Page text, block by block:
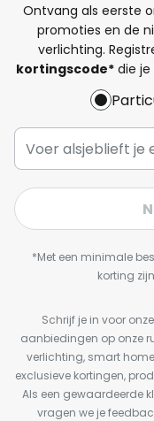
Ontvang als eerste
promoties en de
verlichting.
kortingscode*die je
*Met een minimale
korting
Schrijf je in voor
aanbiedingen op onze
verlichting, smart
exclusieve kortingen,
Als een gewaardeerde
vragen we je